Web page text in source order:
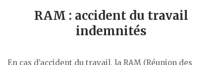
RAM : accident du travail
indemnités
En cas d’accident du travail, la RAM (Réunion des